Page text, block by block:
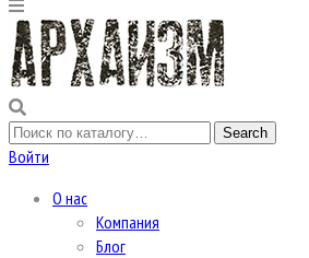
Войти
О нас
Компания
Блог